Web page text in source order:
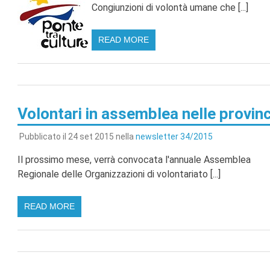
Congiunzioni di volontà umane che [...]
READ MORE
Volontari in assemblea nelle
Pubblicato il 24 set 2015 nella newsletter 34/2015
Il prossimo mese, verrà convocata l'annuale Assemblea
Regionale delle Organizzazioni di volontariato [...]
READ MORE